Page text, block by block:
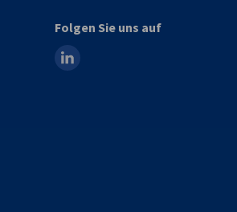
Folgen Sie uns auf
linkedin